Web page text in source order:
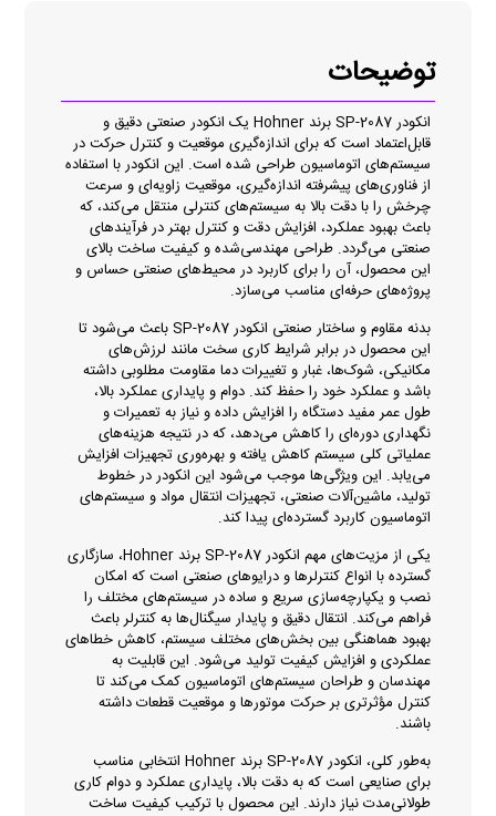
توضیحات
انکودر SP-2087 برند Hohner یک انکودر صنعتی دقیق و
قابل‌اعتماد است که برای اندازه‌گیری موقعیت و کنترل حرکت در
سیستم‌های اتوماسیون طراحی شده است. این انکودر با استفاده
از فناوری‌های پیشرفته اندازه‌گیری، موقعیت زاویه‌ای و سرعت
چرخش را با دقت بالا به سیستم‌های کنترلی منتقل می‌کند، که
باعث بهبود عملکرد، افزایش دقت و کنترل بهتر در فرآیندهای
صنعتی می‌گردد. طراحی مهندسی‌شده و کیفیت ساخت بالای
این محصول، آن را برای کاربرد در محیط‌های صنعتی حساس و
پروژه‌های حرفه‌ای مناسب می‌سازد.
بدنه مقاوم و ساختار صنعتی انکودر SP-2087 باعث می‌شود تا
این محصول در برابر شرایط کاری سخت مانند لرزش‌های
مکانیکی، شوک‌ها، غبار و تغییرات دما مقاومت مطلوبی داشته
باشد و عملکرد خود را حفظ کند. دوام و پایداری عملکرد بالا،
طول عمر مفید دستگاه را افزایش داده و نیاز به تعمیرات و
نگهداری دوره‌ای را کاهش می‌دهد، که در نتیجه هزینه‌های
عملیاتی کلی سیستم کاهش یافته و بهره‌وری تجهیزات افزایش
می‌یابد. این ویژگی‌ها موجب می‌شود این انکودر در خطوط
تولید، ماشین‌آلات صنعتی، تجهیزات انتقال مواد و سیستم‌های
اتوماسیون کاربرد گسترده‌ای پیدا کند.
یکی از مزیت‌های مهم انکودر SP-2087 برند Hohner، سازگاری
گسترده با انواع کنترلرها و درایوهای صنعتی است که امکان
نصب و یکپارچه‌سازی سریع و ساده در سیستم‌های مختلف را
فراهم می‌کند. انتقال دقیق و پایدار سیگنال‌ها به کنترلر باعث
بهبود هماهنگی بین بخش‌های مختلف سیستم، کاهش خطاهای
عملکردی و افزایش کیفیت تولید می‌شود. این قابلیت به
مهندسان و طراحان سیستم‌های اتوماسیون کمک می‌کند تا
کنترل مؤثرتری بر حرکت موتورها و موقعیت قطعات داشته
باشند.
به‌طور کلی، انکودر SP-2087 برند Hohner انتخابی مناسب
برای صنایعی است که به دقت بالا، پایداری عملکرد و دوام کاری
طولانی‌مدت نیاز دارند. این محصول با ترکیب کیفیت ساخت